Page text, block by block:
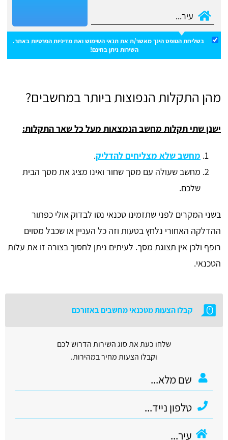
בשליחת הטופס הינך מאשר/ת אתתנאי השימושואתמדיניות הפרטיותבאתר.
השירות ניתן בחינם!
מהן התקלות הנפוצות ביותר במחשבים?
ישנן שתי תקלות מחשב הנמצאות מעל כל שאר התקלות:
מחשב שלא מצליחים להדליק.
מחשב שעולה עם מסך שחור ואינו מציג את מסך הבית
שלכם.
בשני המקרים לפני שתזמינו טכנאי נסו לבדוק אולי כפתור
ההדלקה האחורי נלחץ בטעות וזה כל העניין או שכבל מסוים
רופף ולכן אין תצוגת מסך. לעיתים ניתן לחסוך בצורה זו את עלות
הטכנאי.
קבלו הצעות מטכנאי מחשבים באזורכם
שלחו כעת את סוג השירות הדרוש לכם
וקבלו הצעות מחיר במהירות.